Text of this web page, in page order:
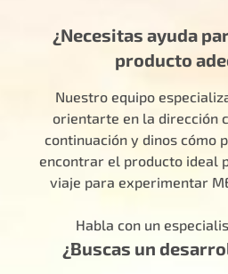
¿Necesitas ayuda
producto
Nuestro equipo
orientarte en la dirección
continuación y dinos cómo
encontrar el producto ideal
viaje para experimentar
Habla con un
¿Buscas un